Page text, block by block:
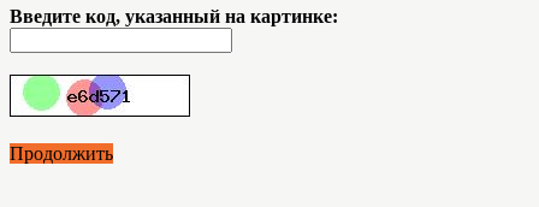
Введите код, указанный на картинке:
Продолжить